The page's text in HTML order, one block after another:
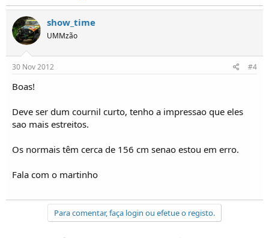
show_time
UMMzão
30 Nov 2012 #4
Boas!
Deve ser dum cournil curto, tenho a impressao que eles
sao mais estreitos.
Os normais têm cerca de 156 cm senao estou em erro.
Fala com o martinho
Para comentar, faça login ou efetue o registo.